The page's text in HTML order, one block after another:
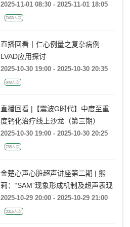
大会心血管分论坛
2025-11-01 08:30 - 2025-11-01 18:05
7433人次
直播回看丨仁心例量之复杂病例
LVAD应用探讨
2025-10-30 19:00 - 2025-10-30 20:35
840人次
直播回看 |【震波G时代】中度至重
度钙化治疗线上沙龙（第三期）
2025-10-30 19:00 - 2025-10-30 20:25
738人次
金楚心声心脏超声讲座第二期 | 熊
莉：“SAM”现象形成机制及超声表现
2025-10-29 20:00 - 2025-10-29 21:00
3316人次